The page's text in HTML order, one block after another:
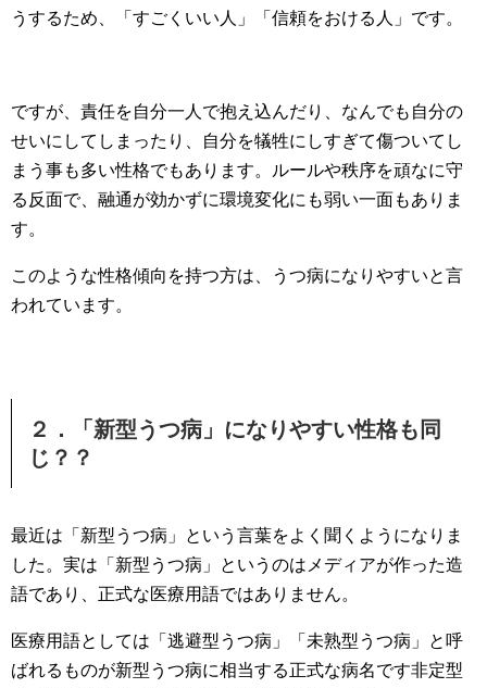
うするため、「すごくいい人」「信頼をおける人」です。
ですが、責任を自分一人で抱え込んだり、なんでも自分の
せいにしてしまったり、自分を犠牲にしすぎて傷ついてし
まう事も多い性格でもあります。ルールや秩序を頑なに守
る反面で、融通が効かずに環境変化にも弱い一面もありま
す。
このような性格傾向を持つ方は、うつ病になりやすいと言
われています。
２．「新型うつ病」になりやすい性格も同
じ？？
最近は「新型うつ病」という言葉をよく聞くようになりま
した。実は「新型うつ病」というのはメディアが作った造
語であり、正式な医療用語ではありません。
医療用語としては「逃避型うつ病」「未熟型うつ病」と呼
ばれるものが新型うつ病に相当する正式な病名です非定型